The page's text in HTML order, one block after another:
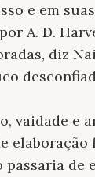
e em
A. D.
diz
vaidade e
de